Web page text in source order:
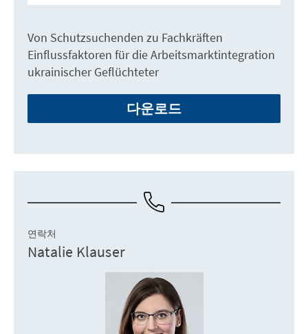
Von Schutzsuchenden zu Fachkräften
Einflussfaktoren für die Arbeitsmarktintegration
ukrainischer Geflüchteter
다운로드
연락처
Natalie Klauser